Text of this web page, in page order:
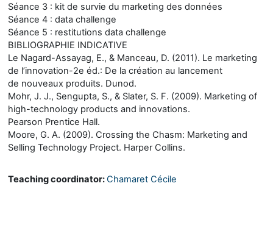
Séance 3 : kit de survie du marketing des données
Séance 4 : data challenge
Séance 5 : restitutions data challenge
BIBLIOGRAPHIE INDICATIVE
Le Nagard-Assayag, E., & Manceau, D. (2011). Le marketing
de l’innovation-2e éd.: De la création au lancement
de nouveaux produits. Dunod.
Mohr, J. J., Sengupta, S., & Slater, S. F. (2009). Marketing of
high-technology products and innovations.
Pearson Prentice Hall.
Moore, G. A. (2009). Crossing the Chasm: Marketing and
Selling Technology Project. Harper Collins.
Teaching coordinator:Chamaret Cécile